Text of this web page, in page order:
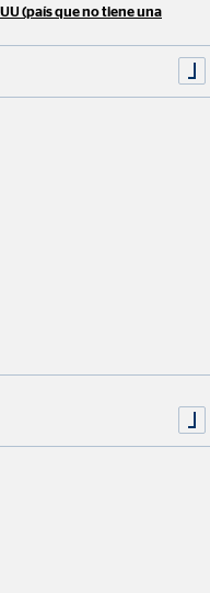
(país que no tiene una